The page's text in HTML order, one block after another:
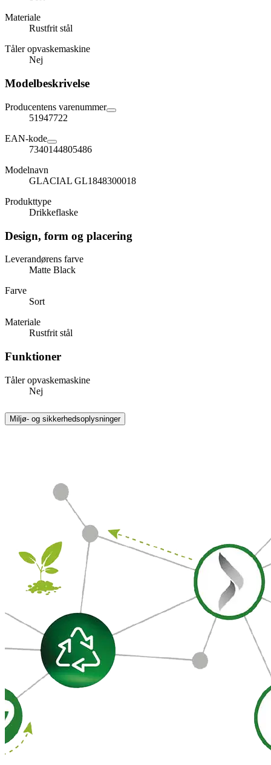
Materiale
Rustfrit stål
Tåler opvaskemaskine
Nej
Modelbeskrivelse
Producentens varenummer
51947722
EAN-kode
7340144805486
Modelnavn
GLACIAL GL1848300018
Produkttype
Drikkeflaske
Design, form og placering
Leverandørens farve
Matte Black
Farve
Sort
Materiale
Rustfrit stål
Funktioner
Tåler opvaskemaskine
Nej
Miljø- og sikkerhedsoplysninger